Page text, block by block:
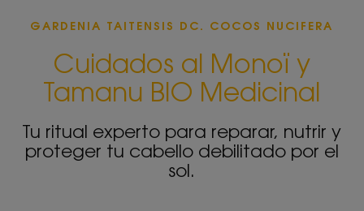
GARDENIA TAITENSIS DC. COCOS NUCIFERA
Cuidados al Monoï y
Tamanu BIO Medicinal
Tu ritual experto para reparar, nutrir y
proteger tu cabello debilitado por el
sol.